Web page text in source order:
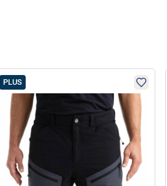
PLUS